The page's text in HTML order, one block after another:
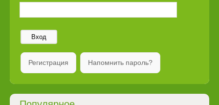
Вход
Регистрация Напомнить пароль?